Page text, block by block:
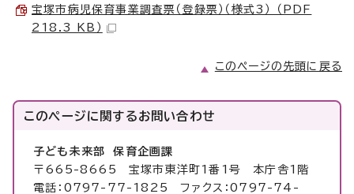
宝塚市病児保育事業調査票（登録票）（様式3） （PDF
218.3 KB）
このページの先頭に戻る
このページに関するお問い合わせ
子ども未来部 保育企画課
〒665-8665 宝塚市東洋町1番1号 本庁舎1階
電話：0797-77-1825 ファクス：0797-74-